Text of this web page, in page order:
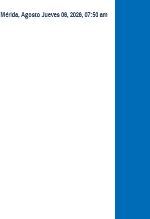
Mérida, Agosto Jueves 06, 2026, 07:50 am